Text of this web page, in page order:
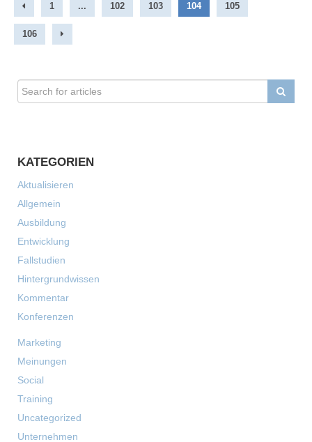
1 ... 102 103 104 105
106
KATEGORIEN
Aktualisieren
Allgemein
Ausbildung
Entwicklung
Fallstudien
Hintergrundwissen
Kommentar
Konferenzen
Marketing
Meinungen
Social
Training
Uncategorized
Unternehmen